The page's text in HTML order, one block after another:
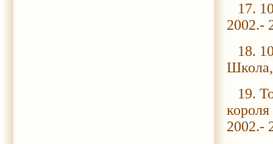
17.
2002.-
18.
Школа,
19.
2002.-